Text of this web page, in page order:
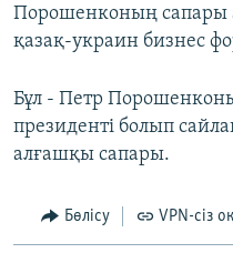
Порошенконың сапары
қазақ-украин бизнес
Бұл - Петр
президенті болып
алғашқы сапары.
Бөлісу VPN-сіз